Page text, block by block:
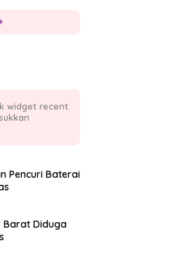
widget recent
Pencuri Baterai
Barat Diduga